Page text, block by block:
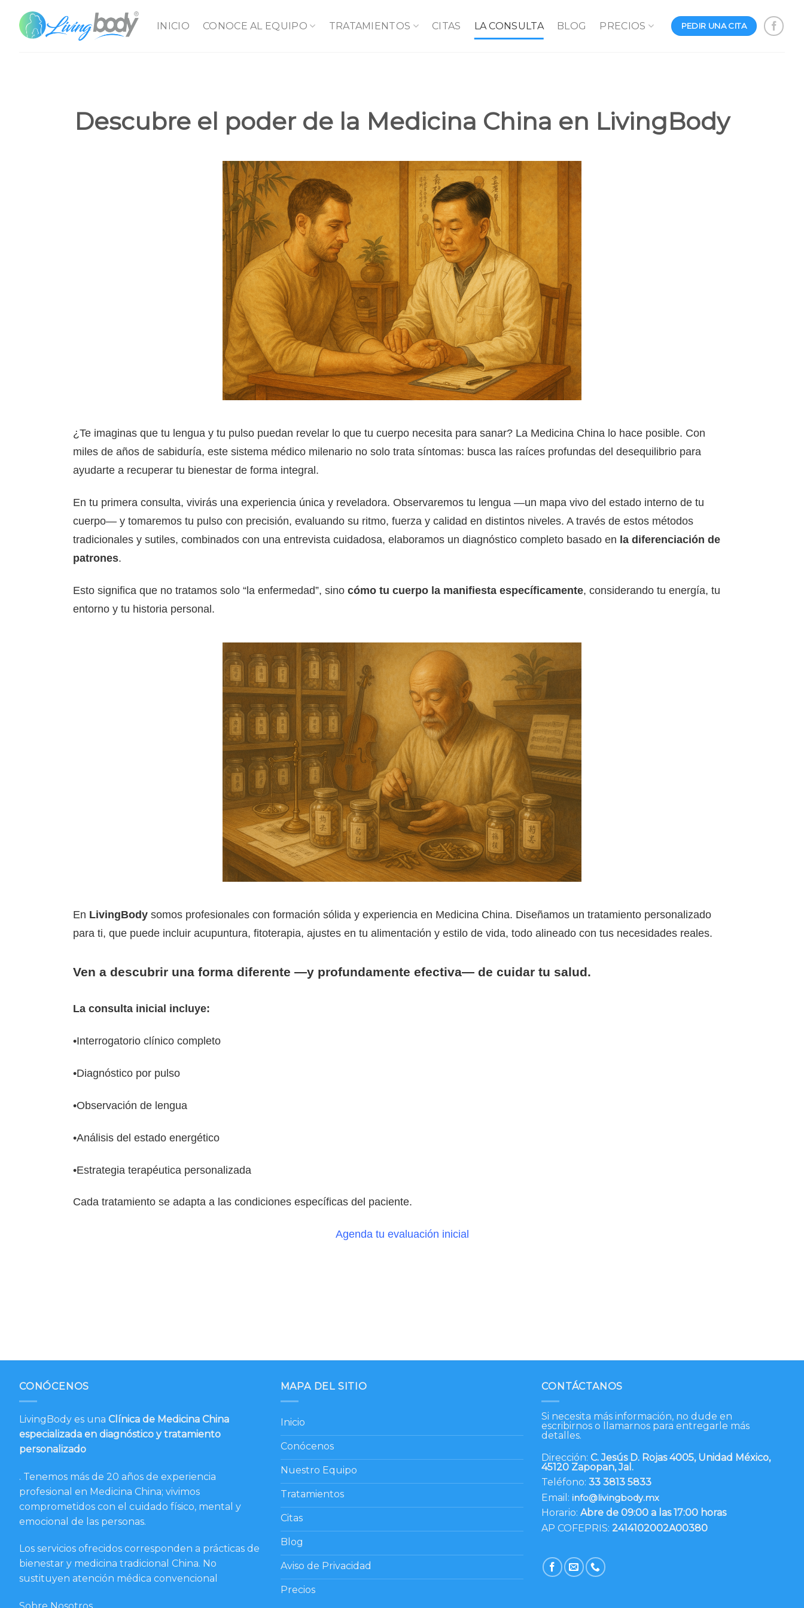
content
INICIO CONOCE AL EQUIPO TRATAMIENTOS CITAS LA CONSULTA BLOG PRECIOS PEDIR UNA CITA
Descubre el poder de la Medicina China en LivingBody
¿Te imaginas que tu lengua y tu pulso puedan revelar lo que tu cuerpo necesita para sanar? La Medicina China lo hace posible. Con
miles de años de sabiduría, este sistema médico milenario no solo trata síntomas: busca las raíces profundas del desequilibrio para
ayudarte a recuperar tu bienestar de forma integral.
En tu primera consulta, vivirás una experiencia única y reveladora. Observaremos tu lengua —un mapa vivo del estado interno de tu
cuerpo— y tomaremos tu pulso con precisión, evaluando su ritmo, fuerza y calidad en distintos niveles. A través de estos métodos
tradicionales y sutiles, combinados con una entrevista cuidadosa, elaboramos un diagnóstico completo basado en la diferenciación de
patrones.
Esto significa que no tratamos solo “la enfermedad”, sino cómo tu cuerpo la manifiesta específicamente, considerando tu energía, tu
entorno y tu historia personal.
En LivingBody somos profesionales con formación sólida y experiencia en Medicina China. Diseñamos un tratamiento personalizado
para ti, que puede incluir acupuntura, fitoterapia, ajustes en tu alimentación y estilo de vida, todo alineado con tus necesidades reales.
Ven a descubrir una forma diferente —y profundamente efectiva— de cuidar tu salud.
La consulta inicial incluye:
•Interrogatorio clínico completo
•Diagnóstico por pulso
•Observación de lengua
•Análisis del estado energético
•Estrategia terapéutica personalizada
Cada tratamiento se adapta a las condiciones específicas del paciente.
Agenda tu evaluación inicial
CONÓCENOS
LivingBody es una Clínica de Medicina China
especializada en diagnóstico y tratamiento
personalizado
. Tenemos más de 20 años de experiencia
profesional en Medicina China; vivimos
comprometidos con el cuidado físico, mental y
emocional de las personas.
Los servicios ofrecidos corresponden a prácticas de
bienestar y medicina tradicional China. No
sustituyen atención médica convencional
MAPA DEL SITIO
Inicio
Conócenos
Nuestro Equipo
Tratamientos
Citas
Blog
Aviso de Privacidad
Precios
CONTÁCTANOS
Si necesita más información, no dude en
escribirnos o llamarnos para entregarle más
detalles.
Dirección:C. Jesús D. Rojas 4005, Unidad México,
45120 Zapopan, Jal.
Teléfono:33 3813 5833
Email: info@livingbody.mx
Horario:Abre de 09:00 a las 17:00 horas
AP COFEPRIS:2414102002A00380